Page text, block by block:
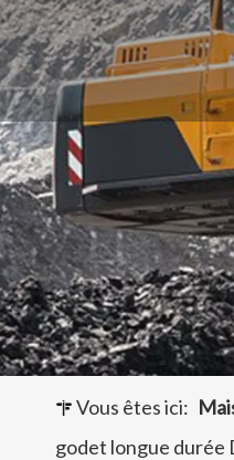
Vous êtes ici:
godet longue durée